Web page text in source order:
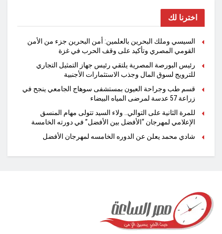
اخترنا لك
السيسي وملك البحرين بالعلمين: أمن البحرين جزء من الأمن
القومي المصري وتأكيد على وقف الحرب في غزة
رئيس البورصة المصرية يلتقي رئيس جهاز التمثيل التجاري
للترويج لسوق المال وجذب الاستثمارات الأجنبية
قسم طب وجراحة العيون بمستشفى سوهاج الجامعي ينجح في
زراعة 57 عدسة لمرضى المياه البيضاء
للمرة الثانية على التوالي.. ولاء السيد تتولى مهام المنسق
الإعلامي لمهرجان “الأفضل بين الأفضل” في دورته الخامسة
شادي محمد يعلن عن الدوره الخامسه لمهرجان الأفضل